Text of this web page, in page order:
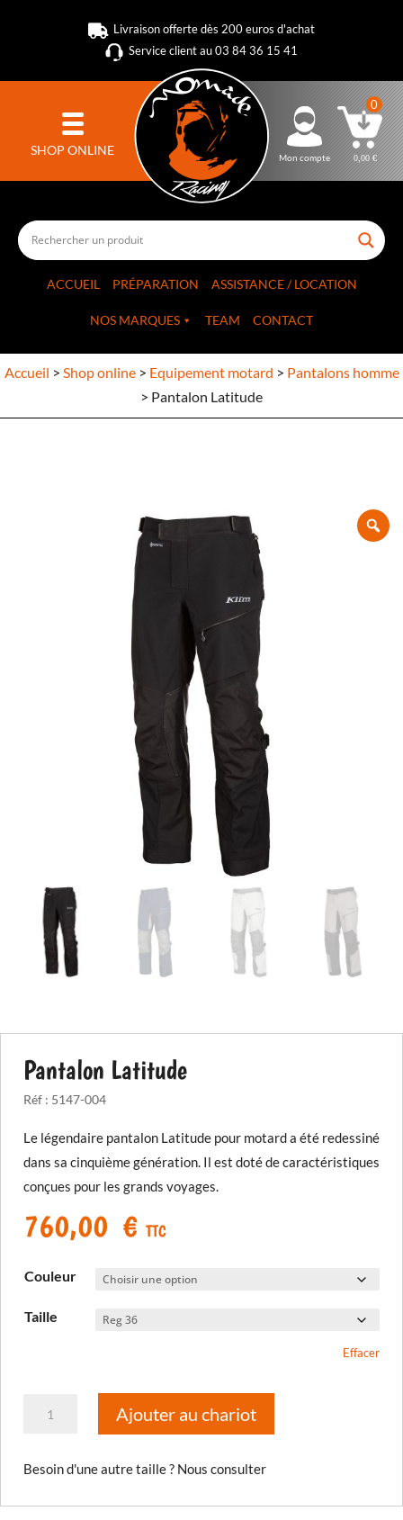
Livraison offerte dès 200 euros d'achat
Service client au 03 84 36 15 41
SHOP ONLINE Mon compte
0
0,00€
ACCUEIL PRÉPARATION ASSISTANCE / LOCATION
NOS MARQUES TEAM CONTACT
Accueil > Shop online> Equipement motard > Pantalons homme
> Pantalon Latitude
Pantalon Latitude
Réf : 5147-004
Le légendaire pantalon Latitude pour motard a été redessiné
dans sa cinquième génération. Il est doté de caractéristiques
conçues pour les grands voyages.
760,00 € TTC
Couleur
Taille
Effacer
Latitude
Ajouter au chariot
Besoin d'une autre taille ? Nous consulter